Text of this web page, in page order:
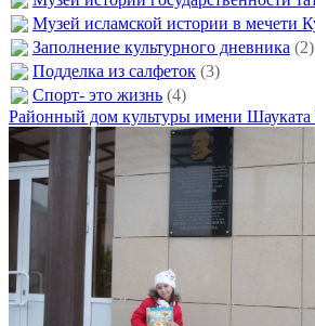
Музей исламской истории в мечети
Заполнение культурного дневника (2)
Подделка из салфеток (3)
Спорт- это жизнь (4)
Районный дом культуры имени Шауката